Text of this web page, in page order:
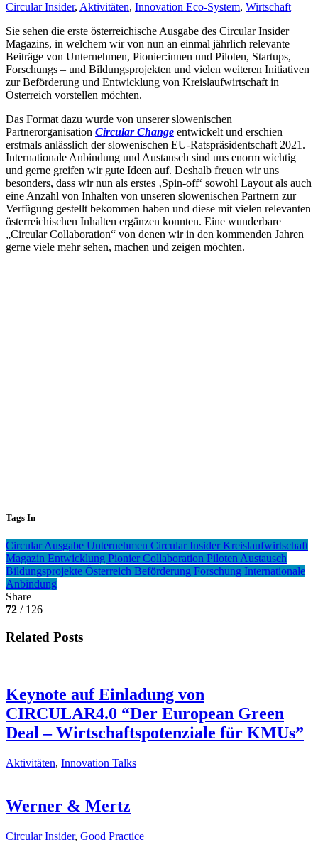
Circular Insider, Aktivitäten, Innovation Eco-System, Wirtschaft
Sie sehen die erste österreichische Ausgabe des Circular Insider
Magazins, in welchem wir von nun an einmal jährlich relevante
Beiträge von Unternehmen, Pionier:innen und Piloten, Startups,
Forschungs – und Bildungsprojekten und vielen weiteren Initiativen
zur Beförderung und Entwicklung von Kreislaufwirtschaft in
Österreich vorstellen möchten.
Das Format dazu wurde von unserer slowenischen
Partnerorganisation Circular Change entwickelt und erschien
erstmals anlässlich der slowenischen EU-Ratspräsidentschaft 2021.
Internationale Anbindung und Austausch sind uns enorm wichtig
und gerne greifen wir gute Ideen auf. Deshalb freuen wir uns
besonders, dass wir nun als erstes ‚Spin-off‘ sowohl Layout als auch
eine Anzahl von Inhalten von unseren slowenischen Partnern zur
Verfügung gestellt bekommen haben und diese mit vielen relevanten
österreichischen Inhalten ergänzen konnten. Eine wunderbare
„Circular Collaboration“ von denen wir in den kommenden Jahren
gerne viele mehr sehen, machen und zeigen möchten.
Tags In
CircularAusgabe Unternehmen Circular InsiderKreislaufwirtschaft
Magazin Entwicklung PionierCollaboration Piloten Austausch
Bildungsprojekte Österreich Beförderung Forschung Internationale
Anbindung
Share
72 / 126
Related Posts
Keynote auf Einladung von
CIRCULAR4.0 “Der European Green
Deal – Wirtschaftspotenziale für KMUs”
Aktivitäten, Innovation Talks
Werner & Mertz
Circular Insider, Good Practice